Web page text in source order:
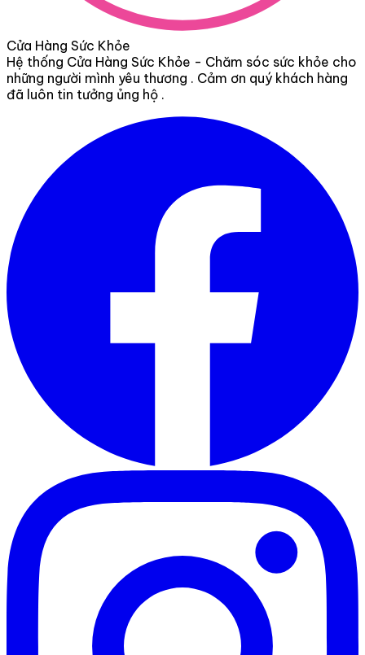
Cửa Hàng Sức Khỏe
Hệ thống Cửa Hàng Sức Khỏe - Chăm sóc sức khỏe cho
những người mình yêu thương . Cảm ơn quý khách hàng
đã luôn tin tưởng ủng hộ .